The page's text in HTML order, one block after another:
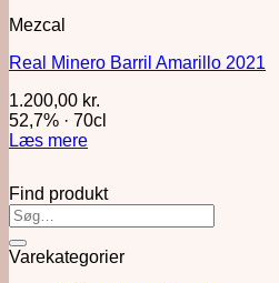
Mezcal
Real Minero Barril Amarillo 2021
1.200,00 kr.
52,7% · 70cl
Læs mere
Find produkt
Varekategorier